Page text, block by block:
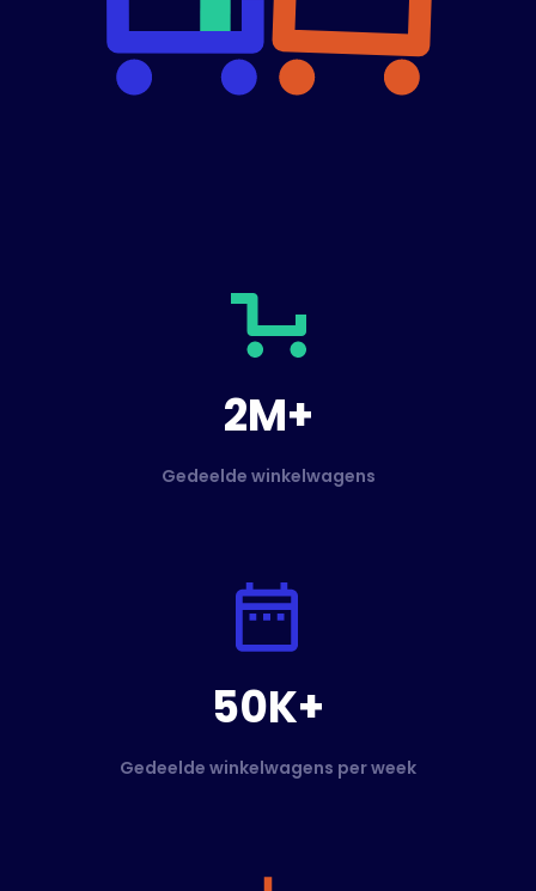
2M+
Gedeelde winkelwagens
50K+
Gedeelde winkelwagens per week